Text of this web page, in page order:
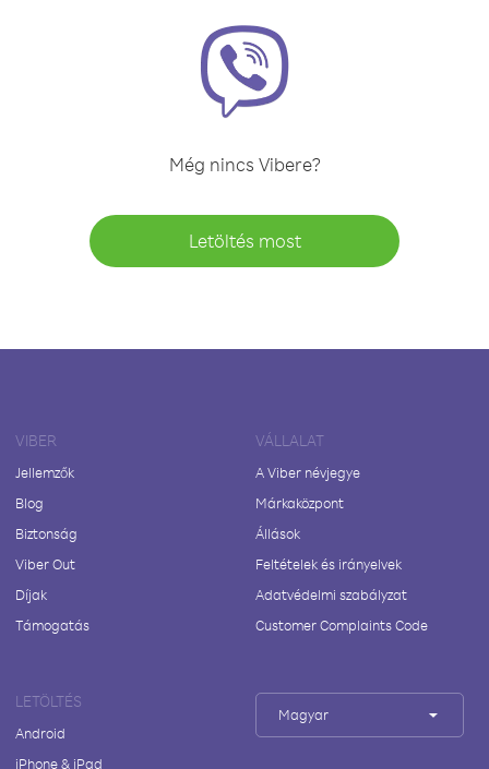
Még nincs Vibere?
Letöltés most
VIBER
Jellemzők
Blog
Biztonság
Viber Out
Díjak
Támogatás
VÁLLALAT
A Viber névjegye
Márkaközpont
Állások
Feltételek és irányelvek
Adatvédelmi szabályzat
Customer Complaints Code
LETÖLTÉS
Android
iPhone & iPad
Magyar